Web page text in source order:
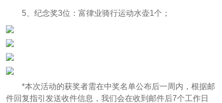
5、纪念奖3位：富律业骑行运动水壶1个；
*本次活动的获奖者需在中奖名单公布后一周内，根据邮
件回复指引发送收件信息，我们会在收到邮件后7个工作日